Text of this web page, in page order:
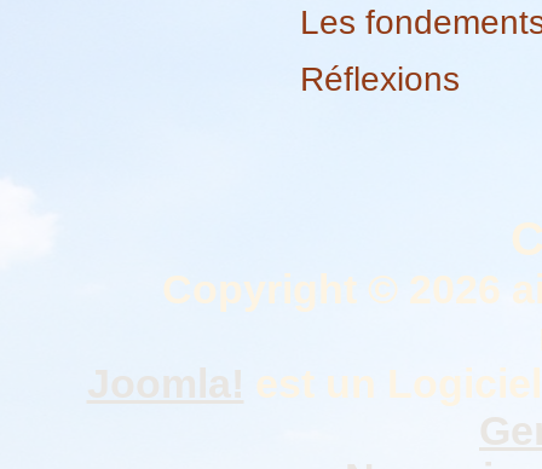
Les
Réflexions
Copyright © 2026
Joomla! est un